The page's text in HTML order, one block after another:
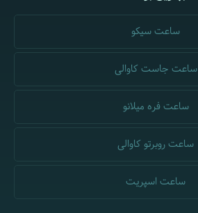
ساعت سیکو
ساعت جاست کاوالی
ساعت فره میلانو
ساعت روبرتو کاوالی
ساعت اسپریت